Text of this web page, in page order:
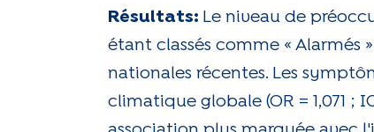
Résultats: Le niveau de
étant classés comme « Alarmés
nationales récentes. Les
climatique globale (OR = 1,071 ;